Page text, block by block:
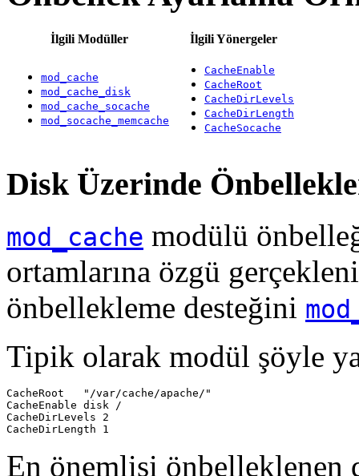
İlgili Modüller İlgili Yönergeler
mod_cache
mod_cache_disk
mod_cache_socache
mod_socache_memcache
CacheEnable
CacheRoot
CacheDirLevels
CacheDirLength
CacheSocache
Disk Üzerinde
mod_cache modülü
ortamlarına özgü
önbellekleme desteğini
Tipik olarak modül şöyle
CacheRoot   "/var/cache/apache/"
CacheEnable disk /
CacheDirLevels 2
CacheDirLength 1
En önemlisi önbelleklenen